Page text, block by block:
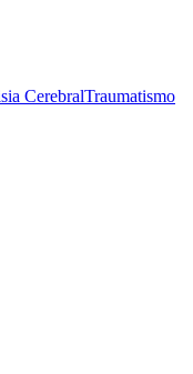
CerebralTraumatismo